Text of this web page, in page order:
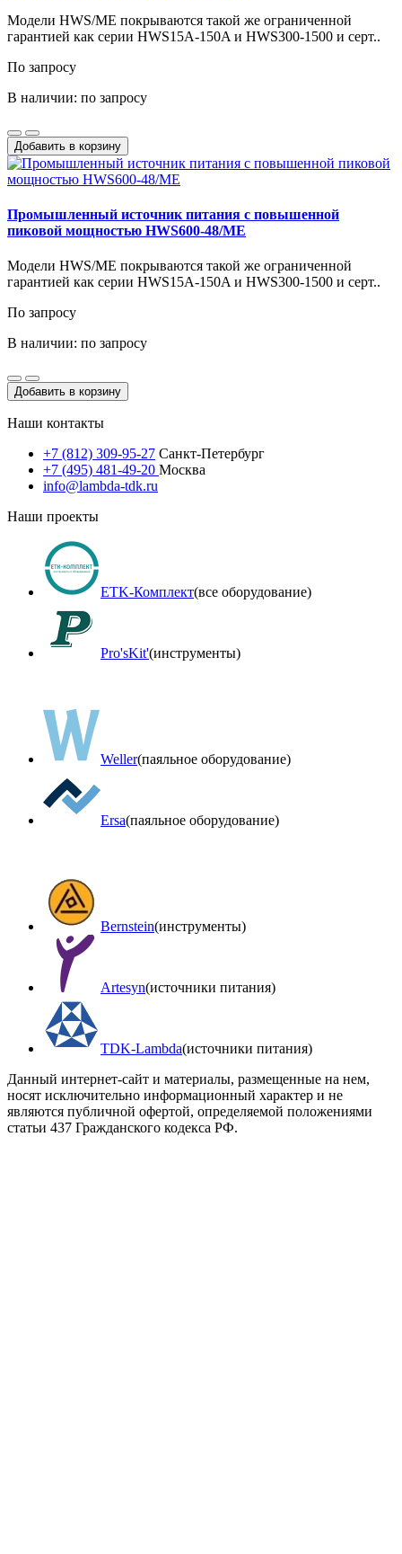
Модели HWS/ME покрываются такой же ограниченной
гарантией как серии HWS15A-150A и HWS300-1500 и серт..
По запросу
В наличии: по запросу
Добавить в корзину
Промышленный источник питания с повышенной
пиковой мощностью HWS600-48/ME
Модели HWS/ME покрываются такой же ограниченной
гарантией как серии HWS15A-150A и HWS300-1500 и серт..
По запросу
В наличии: по запросу
Добавить в корзину
Наши контакты
+7 (812) 309-95-27 Санкт-Петербург
+7 (495) 481-49-20 Москва
info@lambda-tdk.ru
Наши проекты
ETK-Комплект(все оборудование)
Pro'sKit'(инструменты)
Weller(паяльное оборудование)
Ersa(паяльное оборудование)
Bernstein(инструменты)
Artesyn(источники питания)
TDK-Lambda(источники питания)
Данный интернет-сайт и материалы, размещенные на нем,
носят исключительно информационный характер и не
являются публичной офертой, определяемой положениями
статьи 437 Гражданского кодекса РФ.